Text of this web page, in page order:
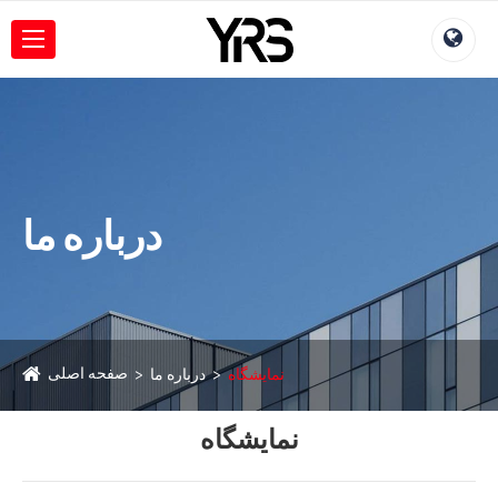
درباره ما
صفحه اصلی درباره ما نمایشگاه
نمایشگاه